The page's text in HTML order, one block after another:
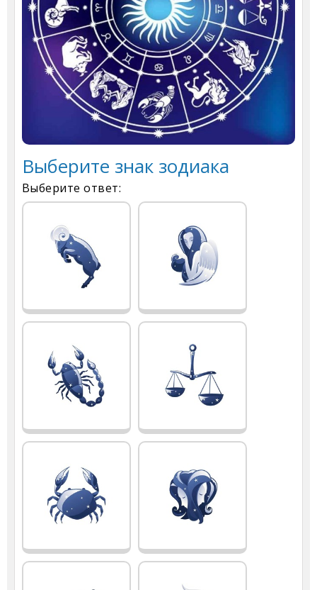
Выберите знак зодиака
Выберите ответ: